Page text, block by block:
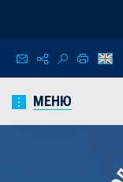
МЕНЮ